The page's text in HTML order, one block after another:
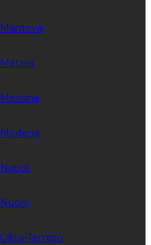
Mantova
Matera
Messina
Modena
Napoli
Nuoro
Olbia-Tempio